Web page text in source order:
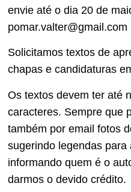
envie até o dia 20 de
pomar.valter@gmail.com
Solicitamos textos de
chapas e candidaturas
Os textos devem ter até
caracteres. Sempre que
também por email fotos
sugerindo legendas para
informando quem é o
darmos o devido crédito.